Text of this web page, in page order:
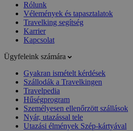
Rólunk
Vélemények és tapasztalatok
Travelking segítség
Karrier
Kapcsolat
Ügyfeleink számára
Gyakran ismételt kérdések
Szállodák a Travelkingen
Travelpedia
Hűségprogram
Személyesen ellenőrzött szállások
Nyár, utazással tele
Utazási élmények Szép-kártyával